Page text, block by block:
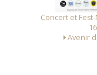
Concert et
Avenir